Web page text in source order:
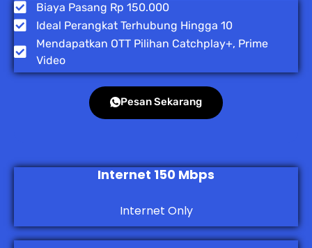
Biaya Pasang Rp 150.000
Ideal Perangkat Terhubung Hingga 10
Mendapatkan OTT Pilihan Catchplay+, Prime
Video
Pesan Sekarang
Internet 150 Mbps
Internet Only